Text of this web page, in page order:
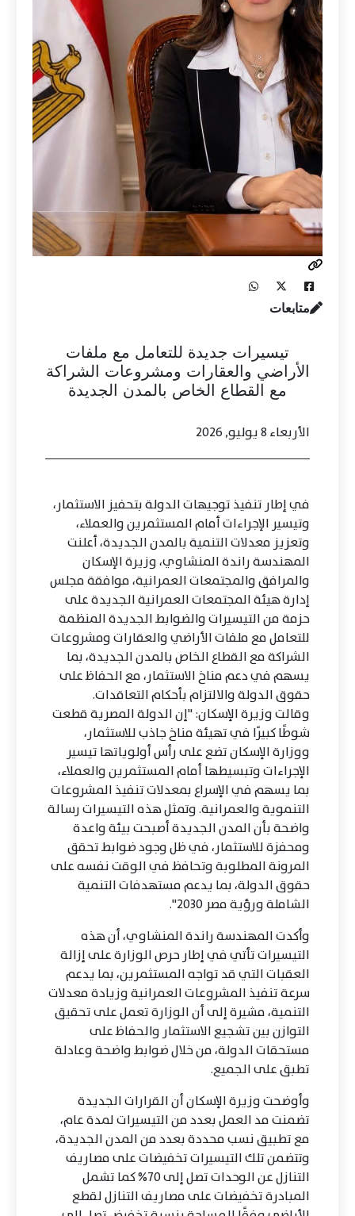
متابعات
تيسيرات جديدة للتعامل مع ملفات
الأراضي والعقارات ومشروعات الشراكة
مع القطاع الخاص بالمدن الجديدة
الأربعاء 8 يوليو, 2026
في إطار تنفيذ توجيهات الدولة بتحفيز الاستثمار،
وتيسير الإجراءات أمام المستثمرين والعملاء،
وتعزيز معدلات التنمية بالمدن الجديدة، أعلنت
المهندسة راندة المنشاوي، وزيرة الإسكان
والمرافق والمجتمعات العمرانية، موافقة مجلس
إدارة هيئة المجتمعات العمرانية الجديدة على
حزمة من التيسيرات والضوابط الجديدة المنظمة
للتعامل مع ملفات الأراضي والعقارات ومشروعات
الشراكة مع القطاع الخاص بالمدن الجديدة، بما
يسهم في دعم مناخ الاستثمار، مع الحفاظ على
حقوق الدولة والالتزام بأحكام التعاقدات.
وقالت وزيرة الإسكان: "إن الدولة المصرية قطعت
شوطًا كبيرًا في تهيئة مناخ جاذب للاستثمار،
ووزارة الإسكان تضع على رأس أولوياتها تيسير
الإجراءات وتبسيطها أمام المستثمرين والعملاء،
بما يسهم في الإسراع بمعدلات تنفيذ المشروعات
التنموية والعمرانية. وتمثل هذه التيسيرات رسالة
واضحة بأن المدن الجديدة أصبحت بيئة واعدة
ومحفزة للاستثمار، في ظل وجود ضوابط تحقق
المرونة المطلوبة وتحافظ في الوقت نفسه على
حقوق الدولة، بما يدعم مستهدفات التنمية
الشاملة ورؤية مصر 2030".
وأكدت المهندسة راندة المنشاوي، أن هذه
التيسيرات تأتي في إطار حرص الوزارة على إزالة
العقبات التي قد تواجه المستثمرين، بما يدعم
سرعة تنفيذ المشروعات العمرانية وزيادة معدلات
التنمية، مشيرة إلى أن الوزارة تعمل على تحقيق
التوازن بين تشجيع الاستثمار والحفاظ على
مستحقات الدولة، من خلال ضوابط واضحة وعادلة
تطبق على الجميع.
وأوضحت وزيرة الإسكان أن القرارات الجديدة
تضمنت مد العمل بعدد من التيسيرات لمدة عام،
مع تطبيق نسب محددة بعدد من المدن الجديدة،
وتتضمن تلك التيسيرات تخفيضات على مصاريف
التنازل عن الوحدات تصل إلى 70% كما تشمل
المبادرة تخفيضات على مصاريف التنازل لقطع